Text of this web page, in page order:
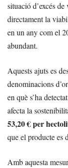
situació d’excés
directament la
en un any com el
abundant.
Aquests ajuts es
denominacions
en què s’ha
afecta la
53,20 € per
que el producte es
Amb aquesta